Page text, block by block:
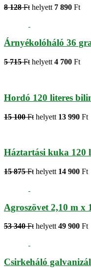
8 128 Ft helyett 7 890 Ft
Árnyékolóháló 36
5 715 Ft helyett 4 700 Ft
Hordó 120 literes
15 100 Ft helyett 13 990 Ft
Háztartási kuka 120
15 875 Ft helyett 14 900 Ft
Agroszövet 2,10 m x
53 340 Fthelyett49 900 Ft
Csirkeháló